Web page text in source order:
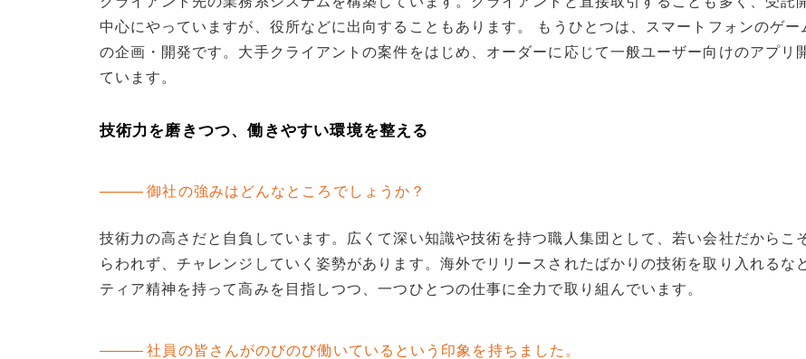
中心にやっていますが、役所などに出向することもあります。 もうひとつは、スマートフォンのゲー
の企画・開発です。大手クライアントの案件をはじめ、オーダーに応じて一般ユーザー向けのアプリ
ています。
技術力を磨きつつ、働きやすい環境を整える
御社の強みはどんなところでしょうか？
技術力の高さだと自負しています。広くて深い知識や技術を持つ職人集団として、若い会社だからこ
らわれず、チャレンジしていく姿勢があります。海外でリリースされたばかりの技術を取り入れるな
ティア精神を持って高みを目指しつつ、一つひとつの仕事に全力で取り組んでいます。
社員の皆さんがのびのび働いているという印象を持ちました。